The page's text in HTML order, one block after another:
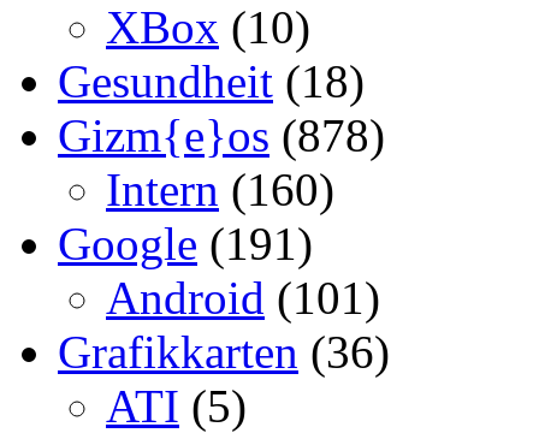
XBox (10)
Gesundheit (18)
Gizm{e}os (878)
Intern (160)
Google (191)
Android (101)
Grafikkarten (36)
ATI (5)